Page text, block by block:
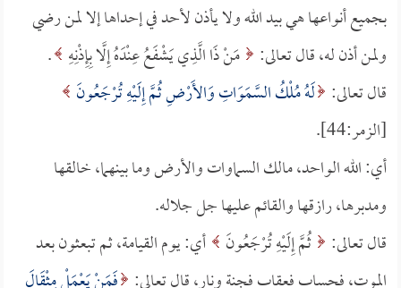
بجميع أنواعها هي بيد الله ولا يأذن لأحد في إحداها إلا لمن رضي
ولمن أذن له، قال تعالى: مَنْ ذَا الَّذِي يَشْفَعُ عِنْدَهُ إِلَّا بِإِذْنِهِ .
قال تعالى: لَهُ مُلْكُ السَّمَوَاتِ وَالأَرْضِ ثُمَّ إِلَيْهِ تُرْجَعُونَ
[الزمر:44].
أي: الله الواحد، مالك السماوات والأرض وما بينهما، خالقها
ومدبرها، رازقها والقائم عليها جل جلاله.
قال تعالى: ثُمَّ إِلَيْهِ تُرْجَعُونَ أي: يوم القيامة، ثم تبعثون بعد